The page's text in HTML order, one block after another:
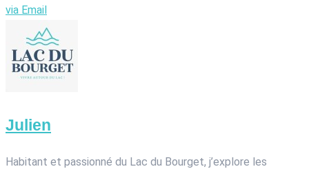
via Email
Julien
Habitant et passionné du Lac du Bourget, j’explore les